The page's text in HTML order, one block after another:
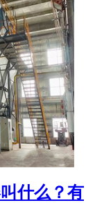
什么？有